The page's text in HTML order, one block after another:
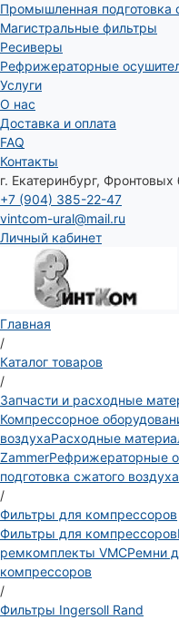
Промышленная подготовка
Магистральные фильтры
Ресиверы
Рефрижераторные
Услуги
О нас
Доставка и оплата
FAQ
Контакты
г. Екатеринбург,
+7 (904) 385-22-47
vintcom-ural@mail.ru
Личный кабинет
Главная
/
Каталог товаров
/
Запчасти и расходные
Компрессорное
воздухаРасходные
ZammerРефрижераторные
подготовка сжатого воздуха
/
Фильтры для компрессоров
Фильтры для компрессоров
ремкомплекты VMCРемни
компрессоров
/
Фильтры Ingersoll Rand